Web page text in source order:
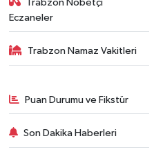
Trabzon Nöbetçi
Eczaneler
Trabzon Namaz Vakitleri
Puan Durumu ve Fikstür
Son Dakika Haberleri